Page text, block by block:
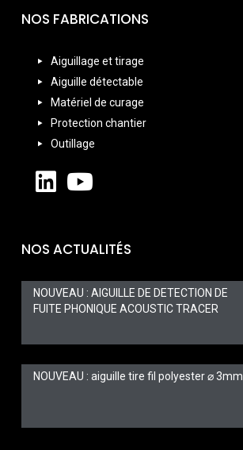
NOS FABRICATIONS
Aiguillage et tirage
Aiguille détectable
Matériel de curage
Protection chantier
Outillage
NOS ACTUALITÉS
NOUVEAU : AIGUILLE DE DETECTION DE
FUITE PHONIQUE ACOUSTIC TRACER
NOUVEAU : aiguille tire fil polyester ⌀ 3mm